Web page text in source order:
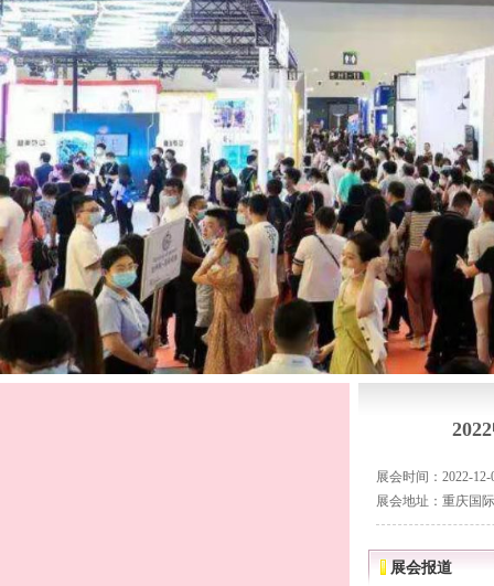
展会时间：2022-12-
展会地址：重庆国
展会报道